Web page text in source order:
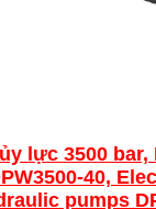
lực 3500
40,
pumps